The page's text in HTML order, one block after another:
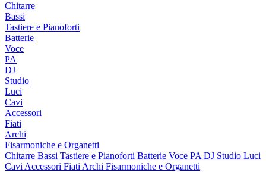
Chitarre
Bassi
Tastiere e Pianoforti
Batterie
Voce
PA
DJ
Studio
Luci
Cavi
Accessori
Fiati
Archi
Fisarmoniche e Organetti
Chitarre Bassi Tastiere e Pianoforti Batterie Voce PA DJ Studio Luci
Cavi Accessori Fiati Archi Fisarmoniche e Organetti